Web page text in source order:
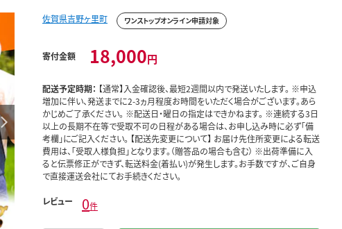
佐賀県吉野ヶ里町 ワンストップオンライン申請対象
寄付金額 18,000円
配送予定時期： 【通常】入金確認後、最短2週間以内で発送いたします。 ※申込
増加に伴い、発送までに2-3ヵ月程度お時間をいただく場合がございます。あら
かじめご了承ください。 ※配送日・曜日の指定はできかねます。 ※連続する3日
以上の長期不在等で受取不可の日程がある場合は、お申し込み時に必ず「備
考欄」にご記入ください。 【配送先変更について】 お届け先住所変更による転送
費用は、「受取人様負担」となります。（贈答品の場合も含む） ※出荷準備に入
ると伝票修正ができず、転送料金(着払い)が発生します。お手数ですが、ご自身
で直接運送会社にてお手続きください。
レビュー 0件